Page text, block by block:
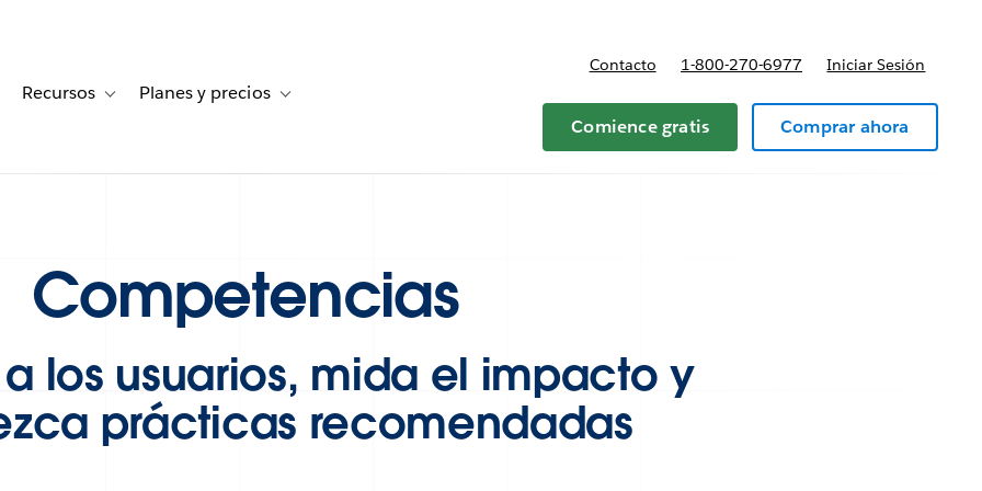
Historias de clientes
sub-navigation for Soluciones
Recursos Toggle sub-navigation for Recursos
Planes y precios Toggle sub-navigation for Planes y precios
Contacto 1-800-270-6977 Iniciar Sesión
Comience gratis Comprar ahora
Competencias
los usuarios, mida el impacto y
prácticas recomendadas